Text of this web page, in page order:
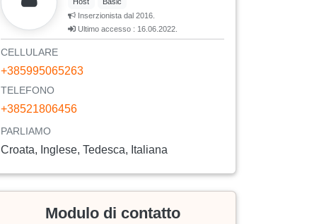
Inserzionista dal 2016.
Ultimo accesso : 16.06.2022.
CELLULARE
+385995065263
TELEFONO
+38521806456
PARLIAMO
Croata, Inglese, Tedesca, Italiana
Modulo di contatto